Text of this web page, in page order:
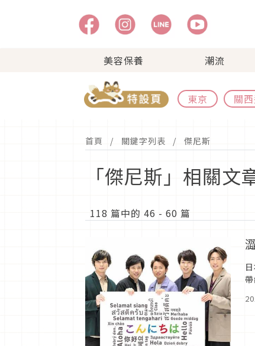
美容保養 潮流
東京 關
首頁 關鍵字列表 傑尼斯
「傑尼斯」相關文
118 篇中的 46 - 60 篇